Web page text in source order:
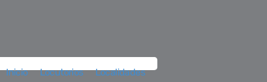
Inicio Locutorios Localidades